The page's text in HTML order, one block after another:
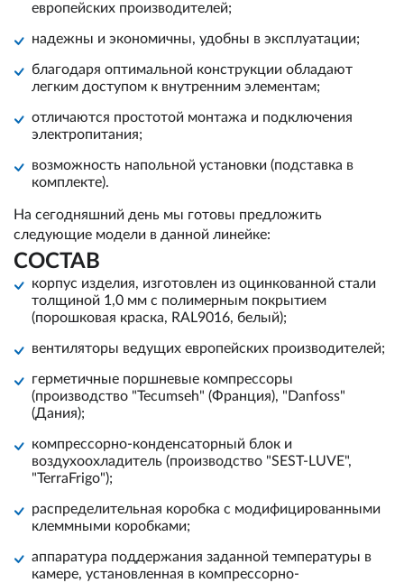
европейских производителей;
надежны и экономичны, удобны в эксплуатации;
благодаря оптимальной конструкции обладают
легким доступом к внутренним элементам;
отличаются простотой монтажа и подключения
электропитания;
возможность напольной установки (подставка в
комплекте).
На сегодняшний день мы готовы предложить
следующие модели в данной линейке:
СОСТАВ
корпус изделия, изготовлен из оцинкованной стали
толщиной 1,0 мм с полимерным покрытием
(порошковая краска, RAL9016, белый);
вентиляторы ведущих европейских производителей;
герметичные поршневые компрессоры
(производство "Tecumseh" (Франция), "Danfoss"
(Дания);
компрессорно-конденсаторный блок и
воздухоохладитель (производство "SEST-LUVE",
"TerraFrigo");
распределительная коробка с модифицированными
клеммными коробками;
аппаратура поддержания заданной температуры в
камере, установленная в компрессорно-